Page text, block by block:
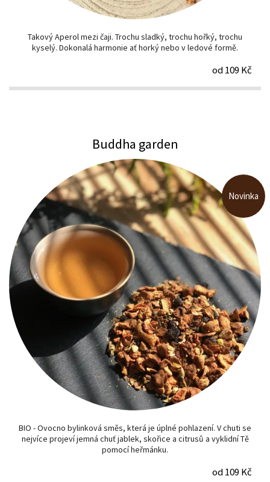
Takový Aperol mezi čaji. Trochu sladký, trochu hořký, trochu
kyselý. Dokonalá harmonie ať horký nebo v ledové formě.
od 109 Kč
Buddha garden
BIO - Ovocno bylinková směs, která je úplné pohlazení. V chuti se
nejvíce projeví jemná chuť jablek, skořice a citrusů a vyklidní Tě
pomocí heřmánku.
od 109 Kč
Novinka